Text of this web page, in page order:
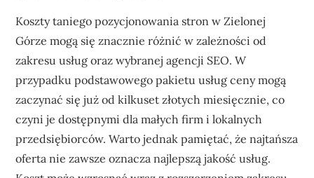
Koszty taniego pozycjonowania stron w Zielonej
Górze mogą się znacznie różnić w zależności od
zakresu usług oraz wybranej agencji SEO. W
przypadku podstawowego pakietu usług ceny mogą
zaczynać się już od kilkuset złotych miesięcznie, co
czyni je dostępnymi dla małych firm i lokalnych
przedsiębiorców. Warto jednak pamiętać, że najtańsza
oferta nie zawsze oznacza najlepszą jakość usług.